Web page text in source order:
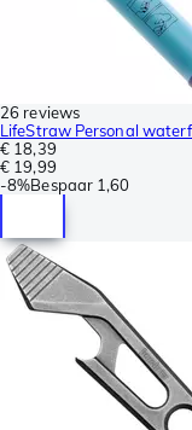
26 reviews
LifeStraw Personal
€ 18,39
€ 19,99
-8%Bespaar 1,60